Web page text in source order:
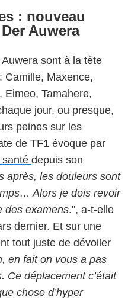
: nouveau
Auwera
sont à la tête
Camille, Maxence,
Eimeo, Tamahere,
jour, ou presque,
peines sur les
de TF1 évoque par
depuis son
après, les douleurs sont
Alors je dois revoir
des examens.", a-t-elle
dernier. Et sur une
tout juste de dévoiler
en fait on vous a pas
Ce déplacement c’était
chose d’hyper